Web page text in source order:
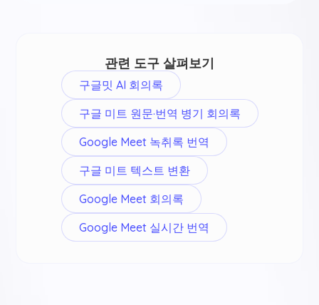
관련 도구 살펴보기
구글밋 AI 회의록
구글 미트 원문·번역 병기 회의록
Google Meet 녹취록 번역
구글 미트 텍스트 변환
Google Meet 회의록
Google Meet 실시간 번역